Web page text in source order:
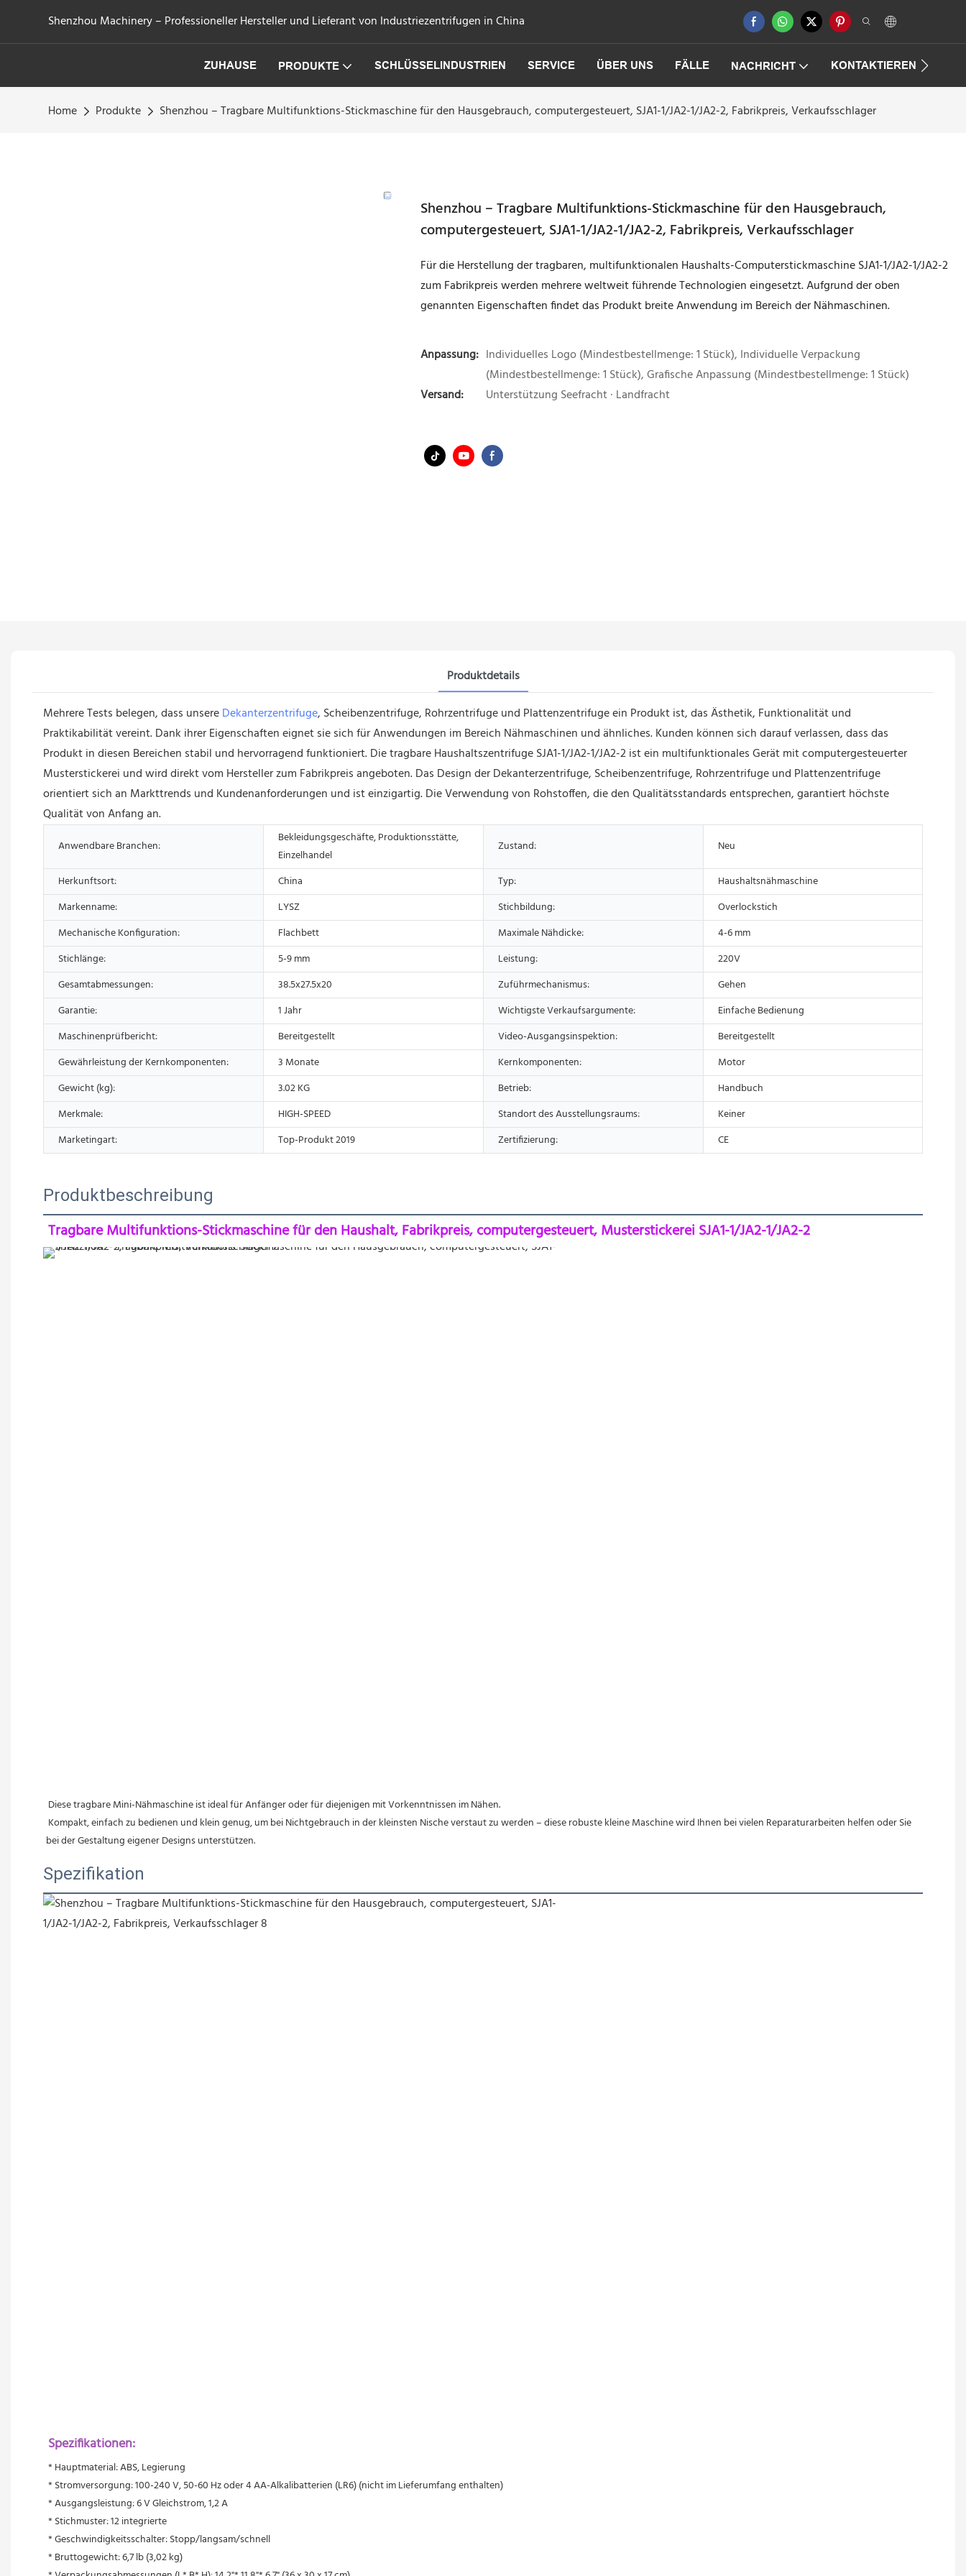
Shenzhou Machinery – Professioneller Hersteller und Lieferant von Industriezentrifugen in China
ZUHAUSE PRODUKTE SCHLÜSSELINDUSTRIEN SERVICE ÜBER UNS FÄLLE NACHRICHT KONTAKTIEREN SIE UNS
Home Produkte Shenzhou – Tragbare Multifunktions-Stickmaschine für den Hausgebrauch, computergesteuert, SJA1-1/JA2-1/JA2-2, Fabrikpreis, Verkaufsschlager
Shenzhou – Tragbare Multifunktions-Stickmaschine für den Hausgebrauch,
computergesteuert, SJA1-1/JA2-1/JA2-2, Fabrikpreis, Verkaufsschlager
Für die Herstellung der tragbaren, multifunktionalen Haushalts-Computerstickmaschine SJA1-1/JA2-1/JA2-2
zum Fabrikpreis werden mehrere weltweit führende Technologien eingesetzt. Aufgrund der oben
genannten Eigenschaften findet das Produkt breite Anwendung im Bereich der Nähmaschinen.
Anpassung: Individuelles Logo (Mindestbestellmenge: 1 Stück), Individuelle Verpackung
(Mindestbestellmenge: 1 Stück), Grafische Anpassung (Mindestbestellmenge: 1 Stück)
Versand:
Unterstützung Seefracht · Landfracht
Produktdetails
Mehrere Tests belegen, dass unsereDekanterzentrifuge, Scheibenzentrifuge, Rohrzentrifuge und Plattenzentrifuge ein Produkt ist, das Ästhetik, Funktionalität und
Praktikabilität vereint. Dank ihrer Eigenschaften eignet sie sich für Anwendungen im Bereich Nähmaschinen und ähnliches. Kunden können sich darauf verlassen, dass das
Produkt in diesen Bereichen stabil und hervorragend funktioniert. Die tragbare Haushaltszentrifuge SJA1-1/JA2-1/JA2-2 ist ein multifunktionales Gerät mit computergesteuerter
Musterstickerei und wird direkt vom Hersteller zum Fabrikpreis angeboten. Das Design der Dekanterzentrifuge, Scheibenzentrifuge, Rohrzentrifuge und Plattenzentrifuge
orientiert sich an Markttrends und Kundenanforderungen und ist einzigartig. Die Verwendung von Rohstoffen, die den Qualitätsstandards entsprechen, garantiert höchste
Qualität von Anfang an.
Anwendbare Branchen:
Bekleidungsgeschäfte, Produktionsstätte,
Einzelhandel
Zustand: Neu
Herkunftsort: China Typ:
Haushaltsnähmaschine
Markenname:
LYSZ Stichbildung:
Overlockstich
Mechanische Konfiguration:
Flachbett Maximale Nähdicke:
4-6 mm
Stichlänge:
5-9 mm Leistung:
220V
Gesamtabmessungen:
38.5x27.5x20 Zuführmechanismus:
Gehen
Garantie:
1 Jahr Wichtigste Verkaufsargumente:
Einfache Bedienung
Maschinenprüfbericht:
Bereitgestellt Video-Ausgangsinspektion:
Bereitgestellt
Gewährleistung der Kernkomponenten:
3 Monate Kernkomponenten:
Motor
Gewicht (kg):
3.02 KG Betrieb:
Handbuch
Merkmale:
HIGH-SPEED Standort des Ausstellungsraums:
Keiner
Marketingart:
Top-Produkt 2019 Zertifizierung: CE
Produktbeschreibung
Tragbare Multifunktions-Stickmaschine für den Haushalt, Fabrikpreis, computergesteuert, Musterstickerei SJA1-1/JA2-1/JA2-2
Diese tragbare Mini-Nähmaschine ist ideal für Anfänger oder für diejenigen mit Vorkenntnissen im Nähen.
bei der Gestaltung eigener Designs unterstützen.
Spezifikation
Spezifikationen:
* Hauptmaterial: ABS, Legierung
* Stromversorgung: 100-240 V, 50-60 Hz oder 4 AA-Alkalibatterien (LR6) (nicht im Lieferumfang enthalten)
* Ausgangsleistung: 6 V Gleichstrom, 1,2 A
* Stichmuster: 12 integrierte
* Geschwindigkeitsschalter: Stopp/langsam/schnell
* Bruttogewicht: 6,7 lb (3,02 kg)